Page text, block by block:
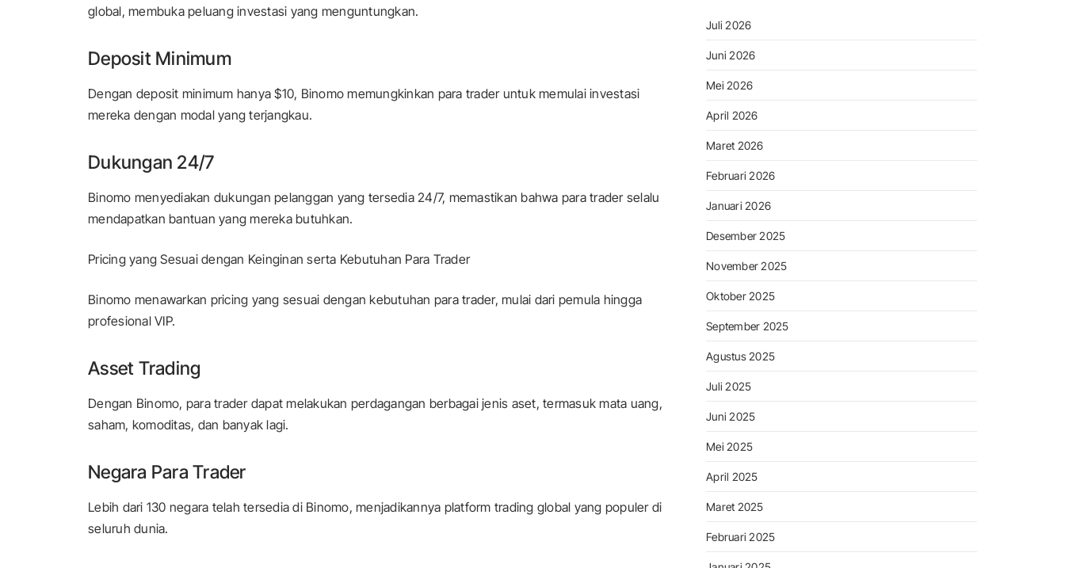
global, membuka peluang investasi yang menguntungkan.
Deposit Minimum
Dengan deposit minimum hanya $10, Binomo memungkinkan para trader untuk memulai investasi
mereka dengan modal yang terjangkau.
Dukungan 24/7
Binomo menyediakan dukungan pelanggan yang tersedia 24/7, memastikan bahwa para trader selalu
mendapatkan bantuan yang mereka butuhkan.
Pricing yang Sesuai dengan Keinginan serta Kebutuhan Para Trader
Binomo menawarkan pricing yang sesuai dengan kebutuhan para trader, mulai dari pemula hingga
profesional VIP.
Asset Trading
Dengan Binomo, para trader dapat melakukan perdagangan berbagai jenis aset, termasuk mata uang,
saham, komoditas, dan banyak lagi.
Negara Para Trader
Lebih dari 130 negara telah tersedia di Binomo, menjadikannya platform trading global yang populer di
seluruh dunia.
Juli 2026
Juni 2026
Mei 2026
April 2026
Maret 2026
Februari 2026
Januari 2026
Desember 2025
November 2025
Oktober 2025
September 2025
Agustus 2025
Juli 2025
Juni 2025
Mei 2025
April 2025
Maret 2025
Februari 2025